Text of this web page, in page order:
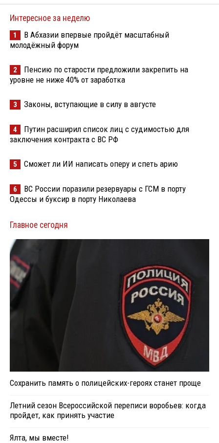
Интересное за неделю
1
В Абхазии впервые пройдёт масштабный
молодёжный форум
2
Пенсию по старости предложили закрепить на
уровне не ниже 40% от заработка
3 Законы, вступающие в силу в августе
4
Путин расширил список лиц с судимостью для
заключения контракта с ВС РФ
5 Сможет ли ИИ написать оперу и спеть арию
6
ВС России поразили резервуары с ГСМ в порту
Одессы и буксир в порту Николаева
Главное сегодня
Сохранить память о полицейских-героях станет проще
Летний сезон Всероссийской переписи воробьев: когда
пройдет, как принять участие
Ялта, мы вместе!